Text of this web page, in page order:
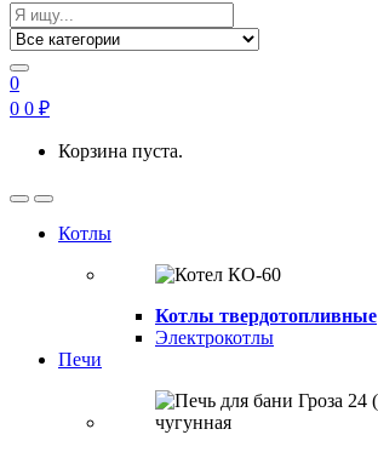
Search
for:
0
0 0 ₽
Корзина пуста.
OpenClose
Котлы
Котлы твердотопливные
Электрокотлы
Печи